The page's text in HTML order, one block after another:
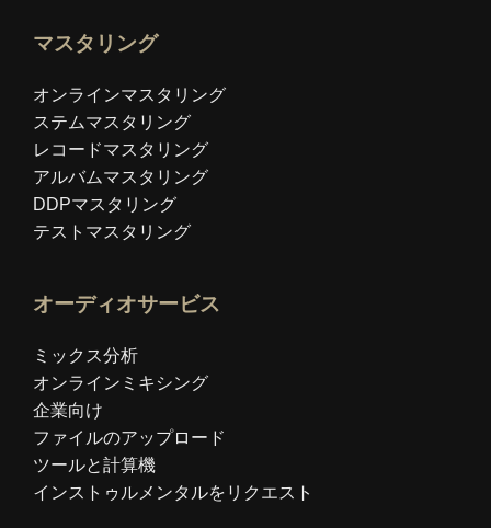
マスタリング
オンラインマスタリング
ステムマスタリング
レコードマスタリング
アルバムマスタリング
DDPマスタリング
テストマスタリング
オーディオサービス
ミックス分析
オンラインミキシング
企業向け
ファイルのアップロード
ツールと計算機
インストゥルメンタルをリクエスト